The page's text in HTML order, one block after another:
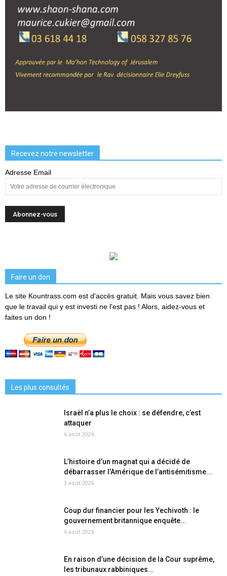
Recevez notre newsletter
Adresse Email
Faire un don
Le site Kountrass.com est d'accès gratuit. Mais vous savez bien
que le travail qui y est investi ne l'est pas ! Alors, aidez-vous et
faites un don !
Les plus consultés
Israël n’a plus le choix : se défendre, c’est
attaquer
6 août 2026
L’histoire d’un magnat qui a décidé de
débarrasser l’Amérique de l’antisémitisme...
3 août 2026
Coup dur financier pour les Yechivoth : le
gouvernement britannique enquête...
6 août 2026
En raison d’une décision de la Cour suprême,
les tribunaux rabbiniques...